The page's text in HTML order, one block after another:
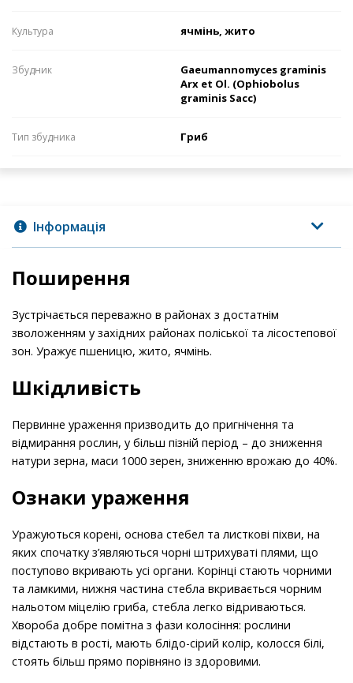
Культура ячмінь, жито
Збудник
Gaeumannomyces graminis
Arx et Ol. (Ophiobolus
graminis Sacc)
Тип збудника Гриб
Інформація
Поширення
Зустрічається переважно в районах з достатнім
зволоженням у західних районах поліської та лісостепової
зон. Уражує пшеницю, жито, ячмінь.
Шкідливість
Первинне ураження призводить до пригнічення та
відмирання рослин, у більш пізній період – до зниження
натури зерна, маси 1000 зерен, зниженню врожаю до 40%.
Ознаки ураження
Уражуються корені, основа стебел та листкові піхви, на
яких спочатку з’являються чорні штрихуваті плями, що
поступово вкривають усі органи. Корінці стають чорними
та ламкими, нижня частина стебла вкривається чорним
нальотом міцелію гриба, стебла легко відриваються.
Хвороба добре помітна з фази колосіння: рослини
відстають в рості, мають блідо-сірий колір, колосся білі,
стоять більш прямо порівняно із здоровими.